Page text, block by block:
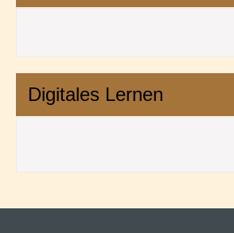
Digitales Lernen